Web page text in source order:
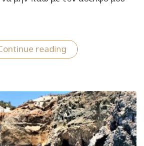
reading“Μήλος:
Το
ημερήσια
εκδρομή
με
την
Golden
Star
Ferries